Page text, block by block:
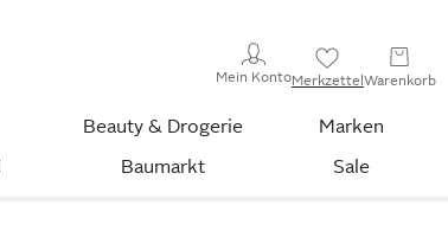
Mein KontoMerkzettelWarenkorb
Beauty & Drogerie
Marken
Baumarkt Sale